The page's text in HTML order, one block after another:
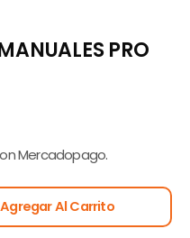
PRO
Mercadopago.
Agregar Al Carrito